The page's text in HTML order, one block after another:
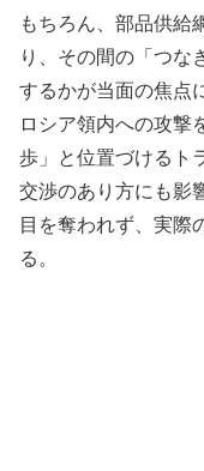
もちろん、部品供給
り、その間の「つな
するかが当面の焦点
ロシア領内への攻撃
歩」と位置づけるト
交渉のあり方にも影
目を奪われず、実際
る。